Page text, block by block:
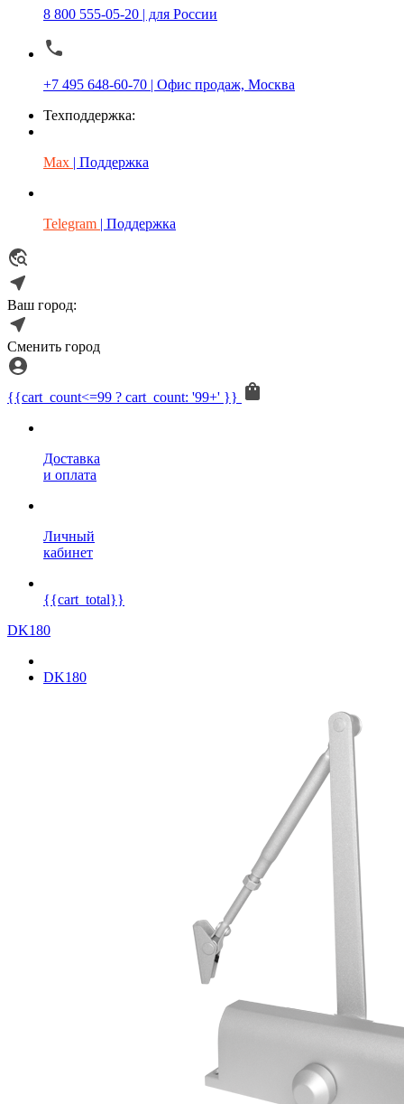
8 800 555-05-20 | для России
+7 495 648-60-70 | Офис продаж, Москва
Техподдержка:
Max | Поддержка
Telegram | Поддержка
Ваш город:
Сменить город
{{cart_count<=99 ? cart_count: '99+' }}
Доставка
и оплата
Личный
кабинет
{{cart_total}}
DK180
DK180